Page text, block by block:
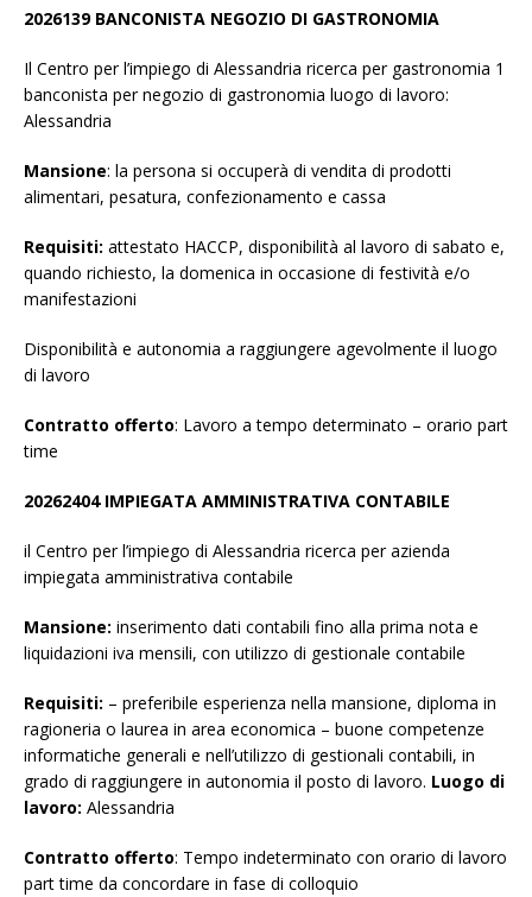
2026139 BANCONISTA NEGOZIO DI GASTRONOMIA
Il Centro per l’impiego di Alessandria ricerca per gastronomia 1
banconista per negozio di gastronomia luogo di lavoro:
Alessandria
Mansione: la persona si occuperà di vendita di prodotti
alimentari, pesatura, confezionamento e cassa
Requisiti: attestato HACCP, disponibilità al lavoro di sabato e,
quando richiesto, la domenica in occasione di festività e/o
manifestazioni
Disponibilità e autonomia a raggiungere agevolmente il luogo
di lavoro
Contratto offerto: Lavoro a tempo determinato – orario part
time
20262404 IMPIEGATA AMMINISTRATIVA CONTABILE
il Centro per l’impiego di Alessandria ricerca per azienda
impiegata amministrativa contabile
Mansione: inserimento dati contabili fino alla prima nota e
liquidazioni iva mensili, con utilizzo di gestionale contabile
Requisiti: – preferibile esperienza nella mansione, diploma in
ragioneria o laurea in area economica – buone competenze
informatiche generali e nell’utilizzo di gestionali contabili, in
grado di raggiungere in autonomia il posto di lavoro. Luogo di
lavoro: Alessandria
Contratto offerto: Tempo indeterminato con orario di lavoro
part time da concordare in fase di colloquio